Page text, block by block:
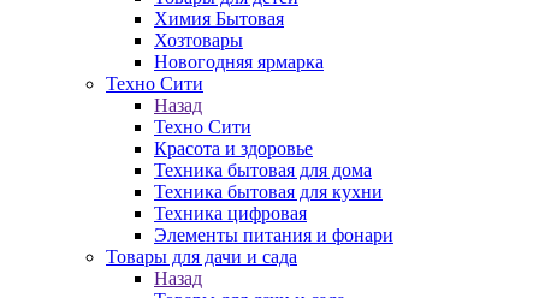
Химия Бытовая
Хозтовары
Новогодняя ярмарка
Техно Сити
Назад
Техно Сити
Красота и здоровье
Техника бытовая для дома
Техника бытовая для кухни
Техника цифровая
Элементы питания и фонари
Товары для дачи и сада
Назад